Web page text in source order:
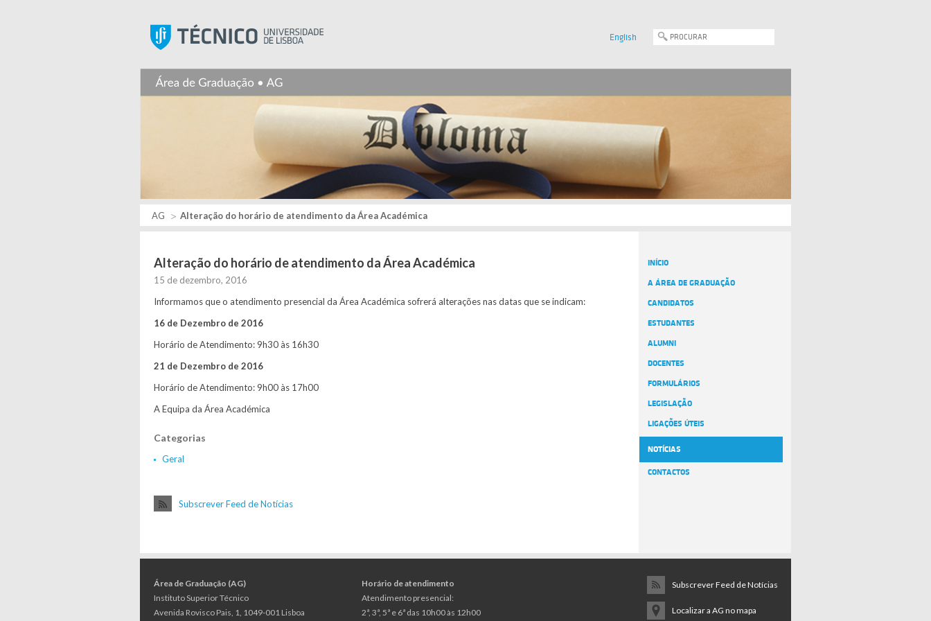
English
AG Alteração do horário de atendimento da Área Académica
Alteração do horário de atendimento da Área Académica
15 de dezembro, 2016
Informamos que o atendimento presencial da Área Académica sofrerá alterações nas datas que se indicam:
16 de Dezembro de 2016
Horário de Atendimento: 9h30 às 16h30
21 de Dezembro de 2016
Horário de Atendimento: 9h00 às 17h00
A Equipa da Área Académica
Categorias
Geral
Subscrever Feed de Notícias
INÍCIO
A ÁREA DE GRADUAÇÃO
CANDIDATOS
ESTUDANTES
ALUMNI
DOCENTES
FORMULÁRIOS
LEGISLAÇÃO
LIGAÇÕES ÚTEIS
NOTÍCIAS
CONTACTOS
Área de Graduação (AG)
Instituto Superior Técnico
Avenida Rovisco Pais, 1, 1049-001 Lisboa
Horário de atendimento
Atendimento presencial:
2ª, 3ª, 5ª e 6ª das 10h00 às 12h00
Subscrever Feed de Notícias
Localizar a AG no mapa